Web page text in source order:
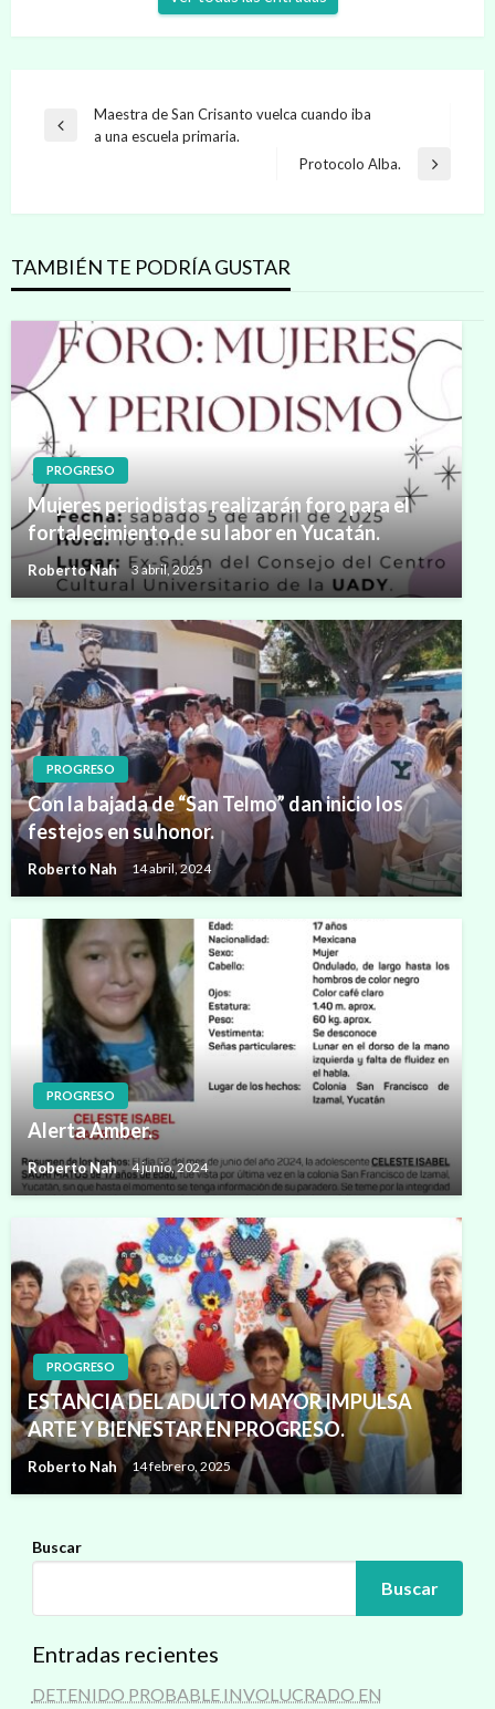
Navegación
Entrada
Maestra de San Crisanto vuelca cuando iba
a una escuela primaria.
Entrada
Protocolo Alba.
TAMBIÉN TE PODRÍA GUSTAR
PROGRESO
Mujeres periodistas realizarán foro para el
fortalecimiento de su labor en Yucatán.
Roberto Nah 3 abril, 2025
PROGRESO
Con la bajada de “San Telmo” dan inicio los
festejos en su honor.
Roberto Nah 14 abril, 2024
PROGRESO
Alerta Amber.
Roberto Nah 4 junio, 2024
PROGRESO
ESTANCIA DEL ADULTO MAYOR IMPULSA
ARTE Y BIENESTAR EN PROGRESO.
Roberto Nah 14 febrero, 2025
Buscar
Buscar
Entradas recientes
DETENIDO PROBABLE INVOLUCRADO EN